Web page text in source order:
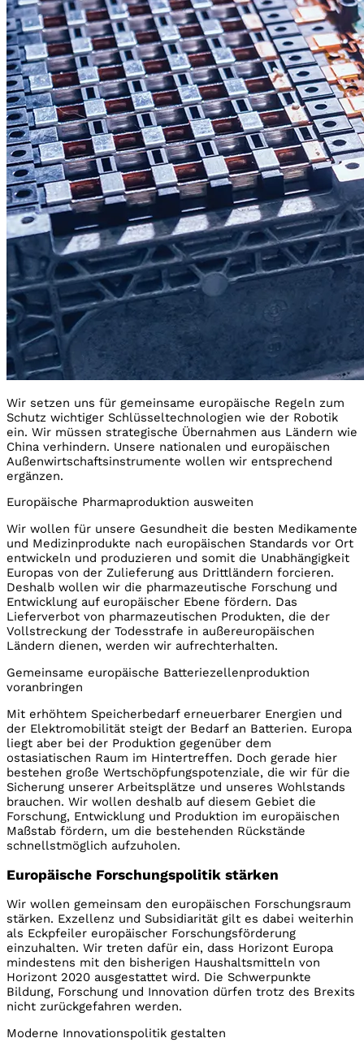
Wir setzen uns für gemeinsame europäische Regeln zum
Schutz wichtiger Schlüsseltechnologien wie der Robotik
ein. Wir müssen strategische Übernahmen aus Ländern wie
China verhindern. Unsere nationalen und europäischen
Außenwirtschaftsinstrumente wollen wir entsprechend
ergänzen.
Europäische Pharmaproduktion ausweiten
Wir wollen für unsere Gesundheit die besten Medikamente
und Medizinprodukte nach europäischen Standards vor Ort
entwickeln und produzieren und somit die Unabhängigkeit
Europas von der Zulieferung aus Drittländern forcieren.
Deshalb wollen wir die pharmazeutische Forschung und
Entwicklung auf europäischer Ebene fördern. Das
Lieferverbot von pharmazeutischen Produkten, die der
Vollstreckung der Todesstrafe in außereuropäischen
Ländern dienen, werden wir aufrechterhalten.
Gemeinsame europäische Batteriezellenproduktion
voranbringen
Mit erhöhtem Speicherbedarf erneuerbarer Energien und
der Elektromobilität steigt der Bedarf an Batterien. Europa
liegt aber bei der Produktion gegenüber dem
ostasiatischen Raum im Hintertreffen. Doch gerade hier
bestehen große Wertschöpfungspotenziale, die wir für die
Sicherung unserer Arbeitsplätze und unseres Wohlstands
brauchen. Wir wollen deshalb auf diesem Gebiet die
Forschung, Entwicklung und Produktion im europäischen
Maßstab fördern, um die bestehenden Rückstände
schnellstmöglich aufzuholen.
Europäische Forschungspolitik stärken
Wir wollen gemeinsam den europäischen Forschungsraum
stärken. Exzellenz und Subsidiarität gilt es dabei weiterhin
als Eckpfeiler europäischer Forschungsförderung
einzuhalten. Wir treten dafür ein, dass Horizont Europa
mindestens mit den bisherigen Haushaltsmitteln von
Horizont 2020 ausgestattet wird. Die Schwerpunkte
Bildung, Forschung und Innovation dürfen trotz des Brexits
nicht zurückgefahren werden.
Moderne Innovationspolitik gestalten